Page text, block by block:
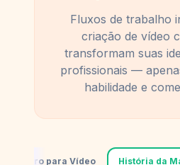
Fluxos de trabalho
criação de vídeo
transformam suas
profissionais —
habilidade e
Roteiro para Vídeo História da